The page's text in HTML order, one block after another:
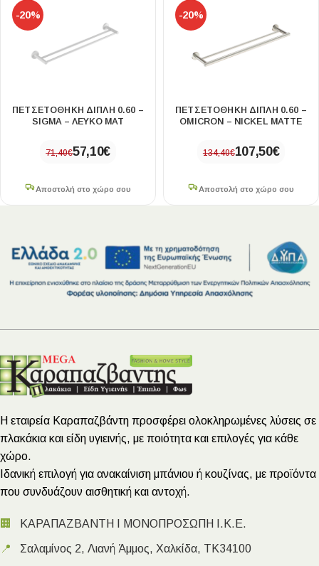
-20%
ΠΕΤΣΕΤΟΘΗΚΗ ΔΙΠΛΗ 0.60 –
SIGMA – ΛΕΥΚΟ ΜΑΤ
71,40€57,10€
Αποστολή στο χώρο σου
-20%
ΠΕΤΣΕΤΟΘΗΚΗ ΔΙΠΛΗ 0.60 –
OMICRON – NICKEL MATTE
134,40€107,50€
Αποστολή στο χώρο σου
Η εταιρεία Καραπαζβάντη προσφέρει ολοκληρωμένες λύσεις σε
πλακάκια και είδη υγιεινής, με ποιότητα και επιλογές για κάθε
χώρο.
Ιδανική επιλογή για ανακαίνιση μπάνιου ή κουζίνας, με προϊόντα
που συνδυάζουν αισθητική και αντοχή.
🏢 ΚΑΡΑΠΑΖΒΑΝΤΗ Ι ΜΟΝΟΠΡΟΣΩΠΗ Ι.Κ.Ε.
📍 Σαλαμίνος 2, Λιανή Άμμος, Χαλκίδα, ΤΚ34100